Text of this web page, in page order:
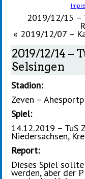
2019/12/15 –
« 2019/12/07 –
2019/12/14 –
Selsingen
Stadion:
Zeven –
Spiel:
14.12.2019 – TuS
Niedersachsen,
Report:
Dieses Spiel
werden, aber der